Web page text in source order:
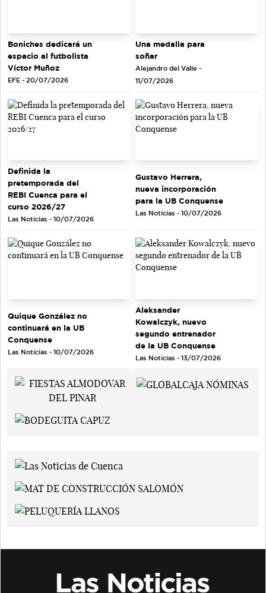
Boniches dedicará un
espacio al futbolista
Víctor Muñoz
EFE - 20/07/2026
Una medalla para
soñar
Alejandro del Valle -
11/07/2026
Definida la
pretemporada del
REBI Cuenca para el
curso 2026/27
Las Noticias - 10/07/2026
Gustavo Herrera,
nueva incorporación
para la UB Conquense
Las Noticias - 10/07/2026
Quique González no
continuará en la UB
Conquense
Las Noticias - 10/07/2026
Aleksander
Kowalczyk, nuevo
segundo entrenador
de la UB Conquense
Las Noticias - 13/07/2026